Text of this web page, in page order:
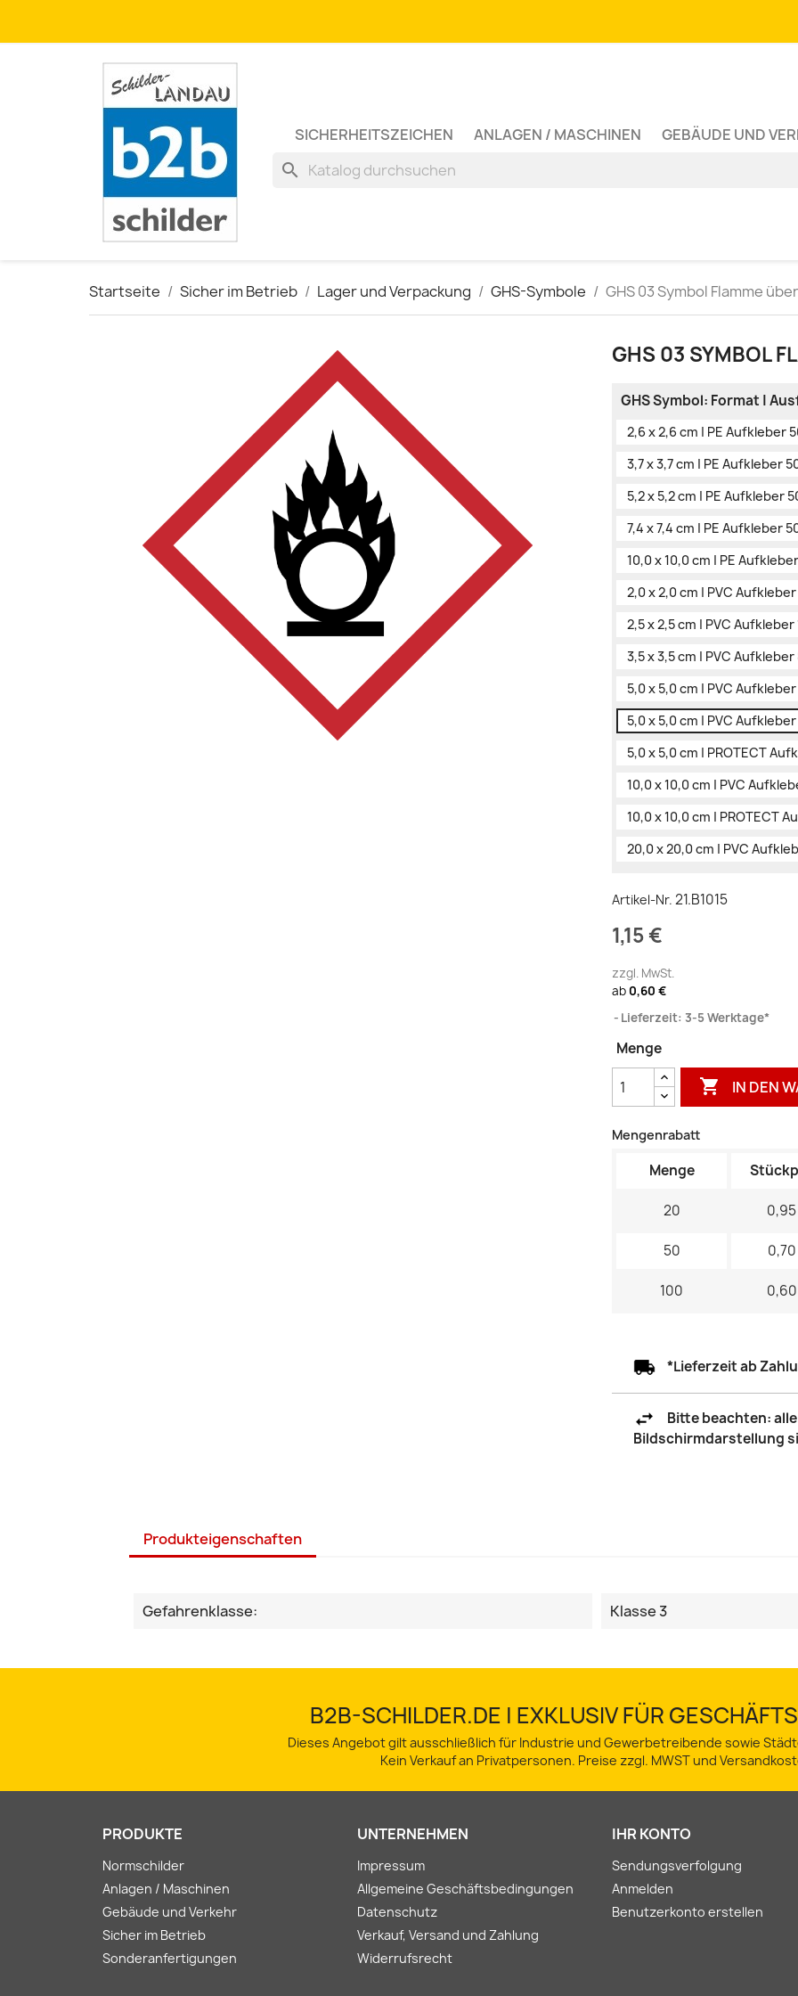
SICHERHEITSZEICHEN ANLAGEN / MASCHINEN GEBÄUDE UND
search
Startseite Sicher im Betrieb Lager und Verpackung GHS-Symbole GHS 03 Symbol Flamme
GHS 03 SYMBOL
GHS Symbol: Format |
2,6 x 2,6 cm | PE Aufkleber
3,7 x 3,7 cm | PE Aufkleber
5,2 x 5,2 cm | PE Aufkleber
7,4 x 7,4 cm | PE Aufkleber
10,0 x 10,0 cm | PE
2,0 x 2,0 cm | PVC
2,5 x 2,5 cm | PVC
3,5 x 3,5 cm | PVC
5,0 x 5,0 cm | PVC
5,0 x 5,0 cm | PVC Aufkleber
5,0 x 5,0 cm | PROTECT
10,0 x 10,0 cm | PVC
10,0 x 10,0 cm | PROTECT
20,0 x 20,0 cm | PVC
Artikel-Nr. 21.B1015
1,15 €
zzgl. MwSt.
ab 0,60 €
Lieferzeit: 3-5 Werktage*
Menge
 IN DEN
Mengenrabatt
Menge
20
50
100
*Lieferzeit ab
Bitte beachten:
Bildschirmdarstellung
Produkteigenschaften
Gefahrenklasse: Klasse 3
B2B-SCHILDER.DE | EXKLUSIV FÜR
Dieses Angebot gilt ausschließlich für Industrie und Gewerbetreibende sowie
Kein Verkauf an Privatpersonen. Preise zzgl. MWST und
PRODUKTE
Normschilder
Anlagen / Maschinen
Gebäude und Verkehr
Sicher im Betrieb
Sonderanfertigungen
UNTERNEHMEN
Impressum
Allgemeine Geschäftsbedingungen
Datenschutz
Verkauf, Versand und Zahlung
Widerrufsrecht
IHR KONTO
Sendungsverfolgung
Anmelden
Benutzerkonto erstellen